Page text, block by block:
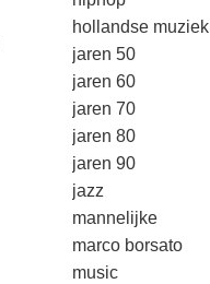
hollandse muziek
jaren 50
jaren 60
jaren 70
jaren 80
jaren 90
jazz
mannelijke
marco borsato
music